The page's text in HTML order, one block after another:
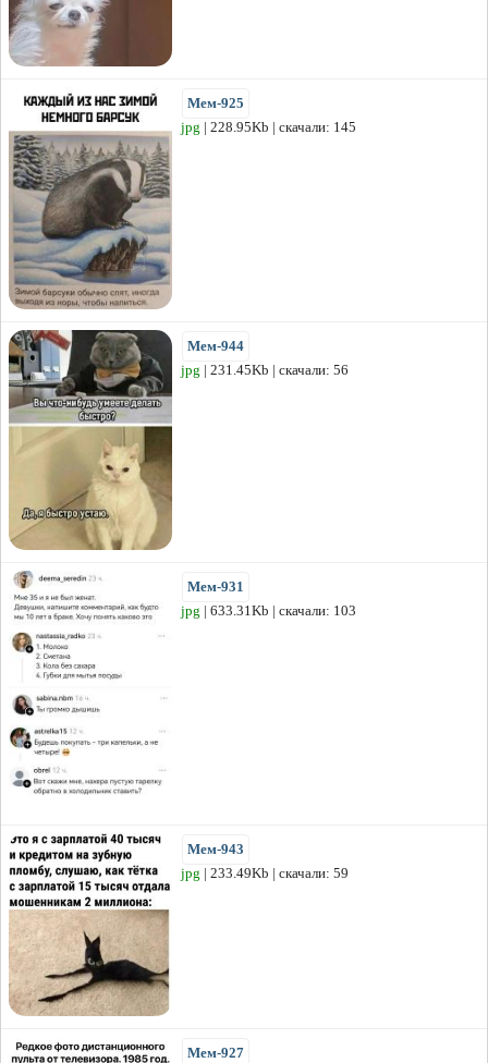
Мем-925
jpg | 228.95Kb | скачали: 145
Мем-944
jpg | 231.45Kb | скачали: 56
Мем-931
jpg | 633.31Kb | скачали: 103
Мем-943
jpg | 233.49Kb | скачали: 59
Мем-927